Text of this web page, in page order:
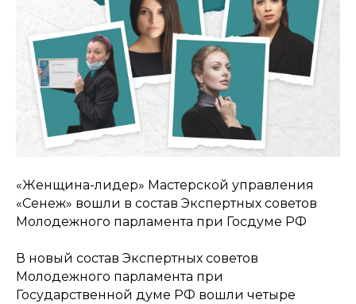
«Женщина-лидер» Мастерской управления
«Сенеж» вошли в состав Экспертных советов
Молодежного парламента при Госдуме РФ
В новый состав Экспертных советов
Молодежного парламента при
Государственной думе РФ вошли четыре